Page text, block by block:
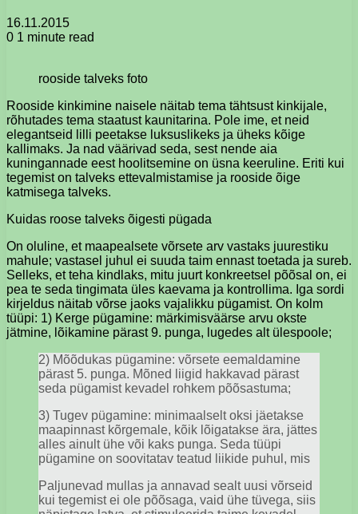
16.11.2015
0 1 minute read
rooside talveks foto
Rooside kinkimine naisele näitab tema tähtsust kinkijale,
rõhutades tema staatust kaunitarina. Pole ime, et neid
elegantseid lilli peetakse luksuslikeks ja üheks kõige
kallimaks. Ja nad väärivad seda, sest nende aia
kuningannade eest hoolitsemine on üsna keeruline. Eriti kui
tegemist on talveks ettevalmistamise ja rooside õige
katmisega talveks.
Kuidas roose talveks õigesti pügada
On oluline, et maapealsete võrsete arv vastaks juurestiku
mahule; vastasel juhul ei suuda taim ennast toetada ja sureb.
Selleks, et teha kindlaks, mitu juurt konkreetsel põõsal on, ei
pea te seda tingimata üles kaevama ja kontrollima. Iga sordi
kirjeldus näitab võrse jaoks vajalikku pügamist. On kolm
tüüpi: 1) Kerge pügamine: märkimisväärse arvu okste
jätmine, lõikamine pärast 9. punga, lugedes alt ülespoole;
2) Mõõdukas pügamine: võrsete eemaldamine
pärast 5. punga. Mõned liigid hakkavad pärast
seda pügamist kevadel rohkem põõsastuma;
3) Tugev pügamine: minimaalselt oksi jäetakse
maapinnast kõrgemale, kõik lõigatakse ära, jättes
alles ainult ühe või kaks punga. Seda tüüpi
pügamine on soovitatav teatud liikide puhul, mis
Paljunevad mullas ja annavad sealt uusi võrseid
kui tegemist ei ole põõsaga, vaid ühe tüvega, siis